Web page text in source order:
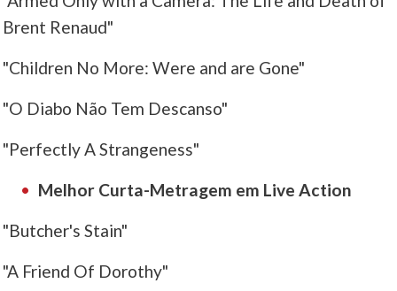
Brent Renaud"
"Children No More: Were and are Gone"
"O Diabo Não Tem Descanso"
"Perfectly A Strangeness"
Melhor Curta-Metragem em Live Action
"Butcher's Stain"
"A Friend Of Dorothy"